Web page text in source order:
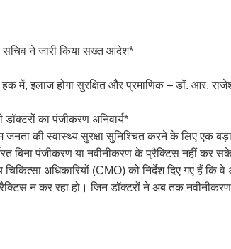
सचिव ने जारी किया सख्त आदेश*
में, इलाज होगा सुरक्षित और प्रमाणिक – डॉ. आर.
का पंजीकरण अनिवार्य*
जनता की स्वास्थ्य सुरक्षा सुनिश्चित करने के लिए एक
बिना पंजीकरण या नवीनीकरण के प्रैक्टिस नहीं कर
अधिकारियों (CMO) को निर्देश दिए गए हैं कि
न कर रहा हो। जिन डॉक्टरों ने अब तक नवीनीकरण